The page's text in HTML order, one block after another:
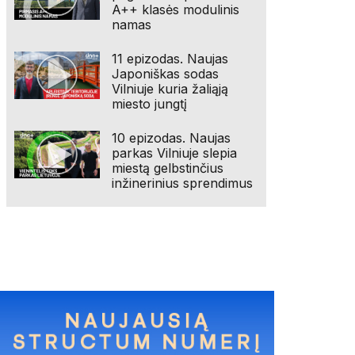
A++ klasės modulinis
namas
11 epizodas. Naujas
Japoniškas sodas
Vilniuje kuria žaliąją
miesto jungtį
10 epizodas. Naujas
parkas Vilniuje slepia
miestą gelbstinčius
inžinerinius sprendimus